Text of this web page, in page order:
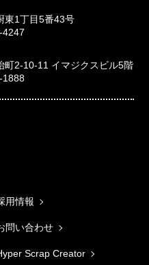
1丁目5番43号
4247
2-10-11 イマジクスビル5階
1888
用情報
問い合わせ
Scrap Creator